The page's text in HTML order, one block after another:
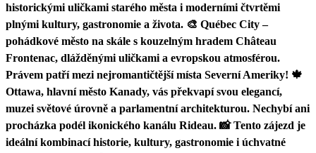
historickými uličkami starého města i moderními čtvrtěmi
plnými kultury, gastronomie a života. 🎨 Québec City –
pohádkové město na skále s kouzelným hradem Château
Frontenac, dlážděnými uličkami a evropskou atmosférou.
Právem patří mezi nejromantičtější místa Severní Ameriky! 🍁
Ottawa, hlavní město Kanady, vás překvapí svou elegancí,
muzei světové úrovně a parlamentní architekturou. Nechybí ani
procházka podél ikonického kanálu Rideau. 📸 Tento zájezd je
ideální kombinací historie, kultury, gastronomie i úchvatné